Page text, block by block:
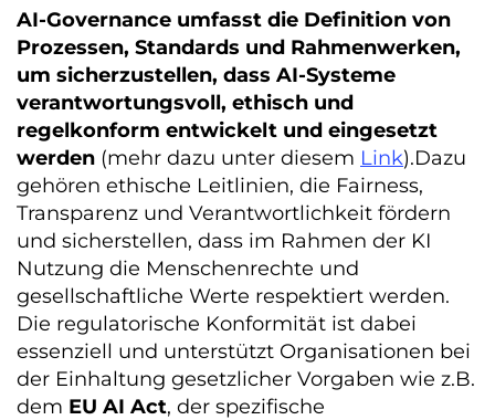
AI-Governance umfasst die Definition von
Prozessen, Standards und Rahmenwerken,
um sicherzustellen, dass AI-Systeme
verantwortungsvoll, ethisch und
regelkonform entwickelt und eingesetzt
werden (mehr dazu unter diesem Link).Dazu
gehören ethische Leitlinien, die Fairness,
Transparenz und Verantwortlichkeit fördern
und sicherstellen, dass im Rahmen der KI
Nutzung die Menschenrechte und
gesellschaftliche Werte respektiert werden.
Die regulatorische Konformität ist dabei
essenziell und unterstützt Organisationen bei
der Einhaltung gesetzlicher Vorgaben wie z.B.
dem EU AI Act, der spezifische